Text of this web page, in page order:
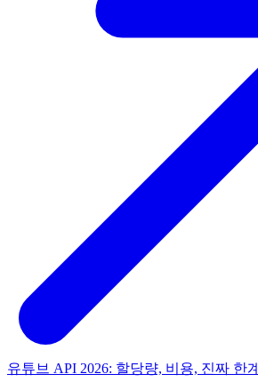
유튜브 API 2026: 할당량, 비용, 진짜 한계